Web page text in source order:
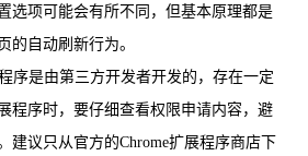
选项可能会有所不同，但基本原理都是
的自动刷新行为。
序是由第三方开发者开发的，存在一定
程序时，要仔细查看权限申请内容，避
建议只从官方的Chrome扩展程序商店下